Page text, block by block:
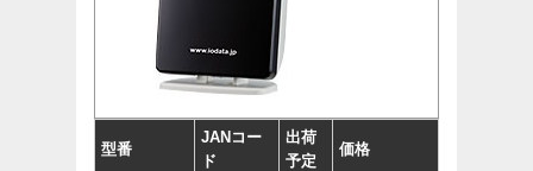
型番
JANコー
ド
出荷
予定
価格